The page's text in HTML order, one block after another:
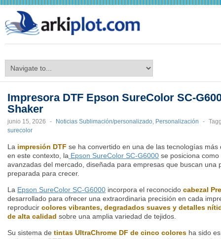
Impresora DTF Epson SureColor SC-
Shaker
junio 15, 2026 - Noticias Sublimación/personalizado, Personalización -
surecolor
La impresión DTF se ha convertido en una de las tecnologías
en este contexto, la Epson SureColor SC-G6000 se posiciona
avanzadas del mercado, diseñada para empresas que buscan una
preparada para crecer.
La Epson SureColor SC-G6000 incorpora el reconocido cabezal
desarrollado para ofrecer una extraordinaria precisión en cada
reproducir colores vibrantes, degradados suaves y detalles
de alta calidad sobre una amplia variedad de tejidos.
Su sistema de tintas UltraChrome DF de cinco colores ha sido